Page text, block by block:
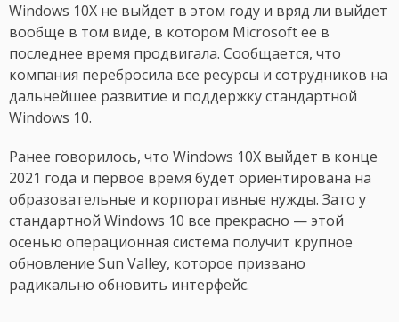
Windows 10X не выйдет в этом году и вряд ли выйдет
вообще в том виде, в котором Microsoft ее в
последнее время продвигала. Сообщается, что
компания перебросила все ресурсы и сотрудников на
дальнейшее развитие и поддержку стандартной
Windows 10.
Ранее говорилось, что Windows 10X выйдет в конце
2021 года и первое время будет ориентирована на
образовательные и корпоративные нужды. Зато у
стандартной Windows 10 все прекрасно — этой
осенью операционная система получит крупное
обновление Sun Valley, которое призвано
радикально обновить интерфейс.